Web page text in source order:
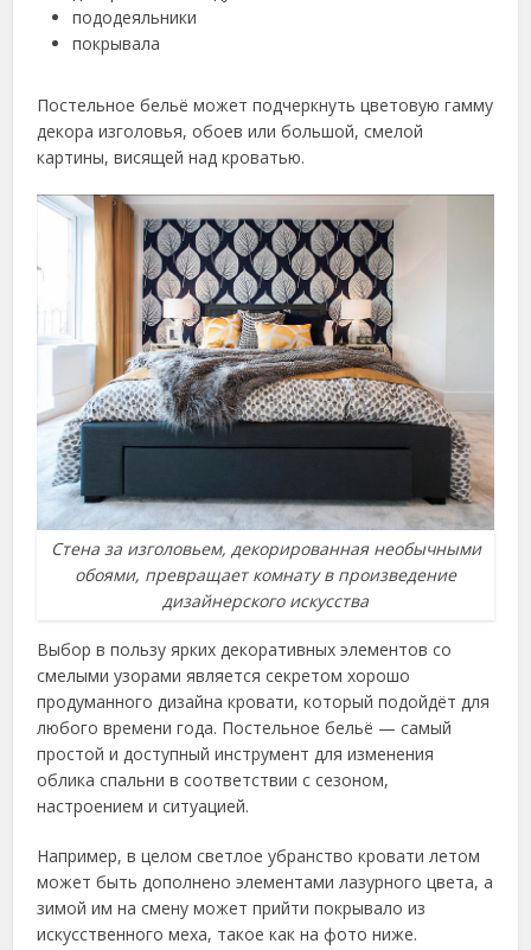
пододеяльники
покрывала
Постельное бельё может подчеркнуть цветовую гамму
декора изголовья, обоев или большой, смелой
картины, висящей над кроватью.
Стена за изголовьем, декорированная необычными
обоями, превращает комнату в произведение
дизайнерского искусства
Выбор в пользу ярких декоративных элементов со
смелыми узорами является секретом хорошо
продуманного дизайна кровати, который подойдёт для
любого времени года. Постельное бельё — самый
простой и доступный инструмент для изменения
облика спальни в соответствии с сезоном,
настроением и ситуацией.
Например, в целом светлое убранство кровати летом
может быть дополнено элементами лазурного цвета, а
зимой им на смену может прийти покрывало из
искусственного меха, такое как на фото ниже.